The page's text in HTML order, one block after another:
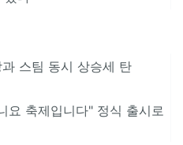
스팀 동시 상승세 탄
요 축제입니다" 정식 출시로